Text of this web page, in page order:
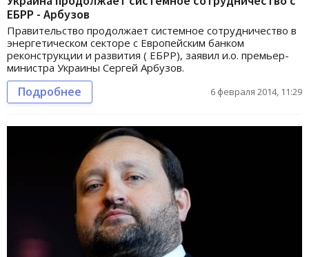
ЕБРР - Арбузов
Правительство продолжает системное сотрудничество в
энергетическом секторе с Европейским банком
реконструкции и развития ( ЕБРР), заявил и.о. премьер-
министра Украины Сергей Арбузов.
Подробнее 6 февраля 2014, 11:29